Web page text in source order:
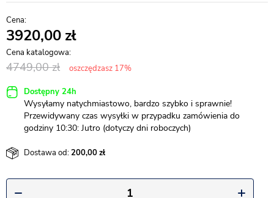
3920,00
4749,00 oszczędzasz 17%
Dostępny 24h
Wysyłamy natychmiastowo, bardzo szybko i sprawnie!
Przewidywany czas wysyłki w przypadku zamówienia do
godziny 10:30: Jutro (dotyczy dni roboczych)
Dostawa od:200,00